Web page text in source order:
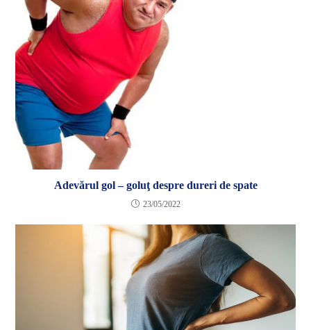
Adevărul gol – goluţ despre dureri de spate
23/05/2022